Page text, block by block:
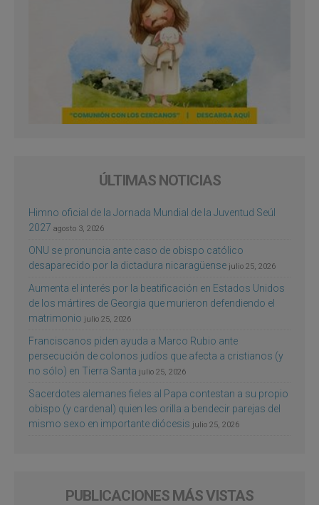
ÚLTIMAS NOTICIAS
Himno oficial de la Jornada Mundial de la Juventud Seúl
2027 agosto 3, 2026
ONU se pronuncia ante caso de obispo católico
desaparecido por la dictadura nicaragüense julio 25, 2026
Aumenta el interés por la beatificación en Estados Unidos
de los mártires de Georgia que murieron defendiendo el
matrimonio julio 25, 2026
Franciscanos piden ayuda a Marco Rubio ante
persecución de colonos judíos que afecta a cristianos (y
no sólo) en Tierra Santa julio 25, 2026
Sacerdotes alemanes fieles al Papa contestan a su propio
obispo (y cardenal) quien les orilla a bendecir parejas del
mismo sexo en importante diócesis julio 25, 2026
PUBLICACIONES MÁS VISTAS